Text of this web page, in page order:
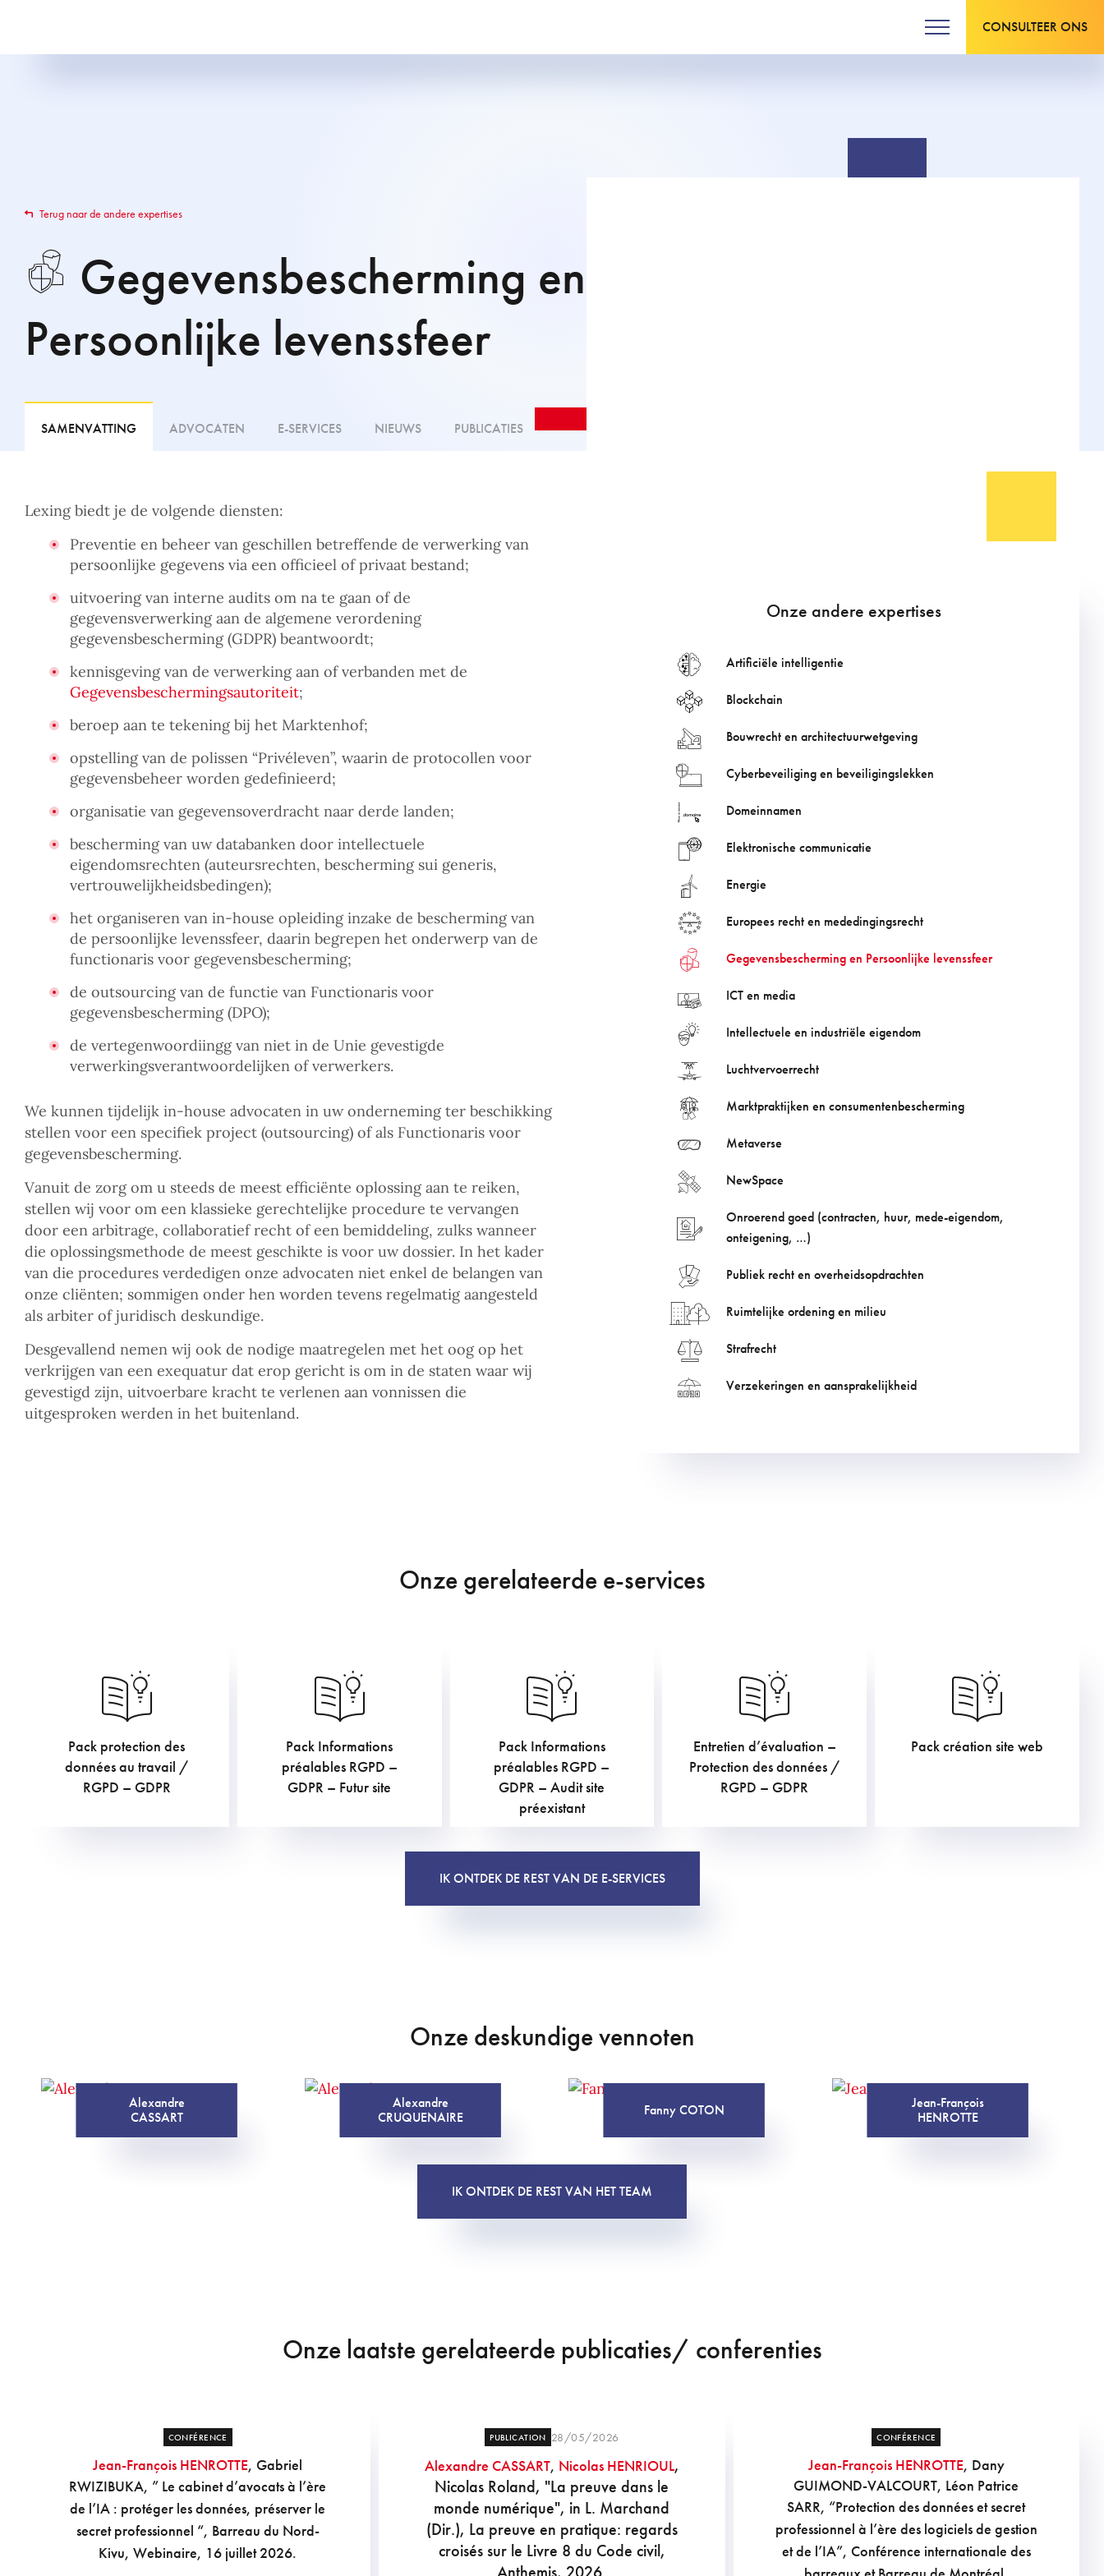
CONSULTEER ONS
Terug naar de andere expertises
Gegevensbescherming en
Persoonlijke levenssfeer
SAMENVATTING ADVOCATEN E-SERVICES NIEUWS PUBLICATIES
Onze andere expertises
Artificiële intelligentie
Blockchain
Bouwrecht en architectuurwetgeving
Cyberbeveiliging en beveiligingslekken
Domeinnamen
Elektronische communicatie
Energie
Europees recht en mededingingsrecht
Gegevensbescherming en Persoonlijke levenssfeer
ICT en media
Intellectuele en industriële eigendom
Luchtvervoerrecht
Marktpraktijken en consumentenbescherming
Metaverse
NewSpace
Onroerend goed (contracten, huur, mede-eigendom,
onteigening, …)
Publiek recht en overheidsopdrachten
Ruimtelijke ordening en milieu
Strafrecht
Verzekeringen en aansprakelijkheid
Lexing biedt je de volgende diensten:
Preventie en beheer van geschillen betreffende de verwerking van
persoonlijke gegevens via een officieel of privaat bestand;
uitvoering van interne audits om na te gaan of de
gegevensverwerking aan de algemene verordening
gegevensbescherming (GDPR) beantwoordt;
kennisgeving van de verwerking aan of verbanden met de
Gegevensbeschermingsautoriteit;
beroep aan te tekening bij het Marktenhof;
opstelling van de polissen “Privéleven”, waarin de protocollen voor
gegevensbeheer worden gedefinieerd;
organisatie van gegevensoverdracht naar derde landen;
bescherming van uw databanken door intellectuele
eigendomsrechten (auteursrechten, bescherming sui generis,
vertrouwelijkheidsbedingen);
het organiseren van in-house opleiding inzake de bescherming van
de persoonlijke levenssfeer, daarin begrepen het onderwerp van de
functionaris voor gegevensbescherming;
de outsourcing van de functie van Functionaris voor
gegevensbescherming (DPO);
de vertegenwoordiingg van niet in de Unie gevestigde
verwerkingsverantwoordelijken of verwerkers.
We kunnen tijdelijk in-house advocaten in uw onderneming ter beschikking
stellen voor een specifiek project (outsourcing) of als Functionaris voor
gegevensbescherming.
Vanuit de zorg om u steeds de meest efficiënte oplossing aan te reiken,
stellen wij voor om een klassieke gerechtelijke procedure te vervangen
door een arbitrage, collaboratief recht of een bemiddeling, zulks wanneer
die oplossingsmethode de meest geschikte is voor uw dossier. In het kader
van die procedures verdedigen onze advocaten niet enkel de belangen van
onze cliënten; sommigen onder hen worden tevens regelmatig aangesteld
als arbiter of juridisch deskundige.
Desgevallend nemen wij ook de nodige maatregelen met het oog op het
verkrijgen van een exequatur dat erop gericht is om in de staten waar wij
gevestigd zijn, uitvoerbare kracht te verlenen aan vonnissen die
uitgesproken werden in het buitenland.
Onze gerelateerde e-services
Pack protection des
données au travail /
RGPD – GDPR
€
Pack Informations
préalables RGPD –
GDPR – Futur site
€
Pack Informations
préalables RGPD –
GDPR – Audit site
préexistant
€
Entretien d’évaluation –
Protection des données /
RGPD – GDPR
€ TVAC
Pack création site web
€
IK ONTDEK DE REST VAN DE E-SERVICES
Onze deskundige vennoten
Alexandre
CASSART
Alexandre
CRUQUENAIRE
Fanny COTON
Jean-François
HENROTTE
IK ONTDEK DE REST VAN HET TEAM
Onze laatste gerelateerde publicaties/ conferenties
CONFÉRENCE
Jean-François HENROTTE, Gabriel
RWIZIBUKA, ” Le cabinet d’avocats à l’ère
de l’IA : protéger les données, préserver le
secret professionnel “, Barreau du Nord-
Kivu, Webinaire, 16 juillet 2026.
PUBLICATION 28/05/2026
Alexandre CASSART, Nicolas HENRIOUL,
Nicolas Roland, "La preuve dans le
monde numérique", in L. Marchand
(Dir.), La preuve en pratique: regards
croisés sur le Livre 8 du Code civil,
CONFÉRENCE
Jean-François HENROTTE, Dany
GUIMOND-VALCOURT, Léon Patrice
SARR, “Protection des données et secret
professionnel à l’ère des logiciels de gestion
et de l’IA”, Conférence internationale des